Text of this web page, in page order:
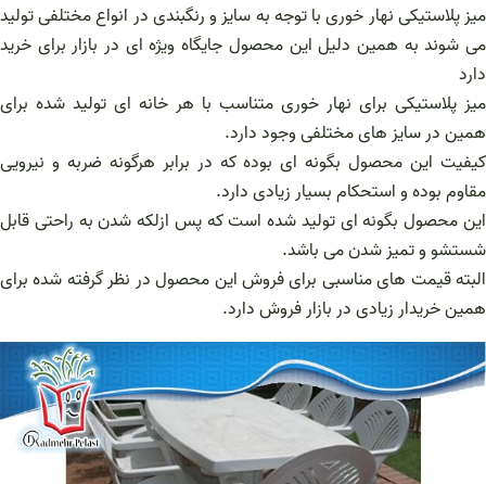
میز پلاستیکی نهار خوری با توجه به سایز و رنگبندی در انواع مختلفی تولید
می شوند به همین دلیل این محصول جایگاه ویژه ای در بازار برای خرید
دارد
میز پلاستیکی برای نهار خوری متناسب با هر خانه ای تولید شده برای
همین در سایز های مختلفی وجود دارد.
کیفیت این محصول بگونه ای بوده که در برابر هرگونه ضربه و نیرویی
مقاوم بوده و استحکام بسیار زیادی دارد.
این محصول بگونه ای تولید شده است که پس ازلکه شدن به راحتی قابل
شستشو و تمیز شدن می باشد.
البته قیمت های مناسبی برای فروش این محصول در نظر گرفته شده برای
همین خریدار زیادی در بازار فروش دارد.